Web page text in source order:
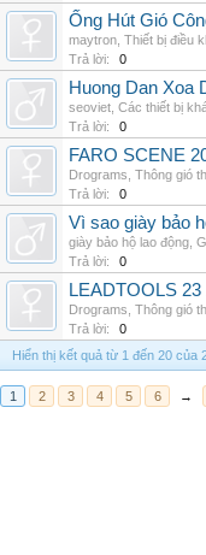
Ống Hút Gió
maytron Thiết bị điều
Trả lời:
0
Huong Dan Xoa
seoviet Các thiết bị
Trả lời:
0
FARO SCENE
Drograms Thông gió
Trả lời:
0
Vì sao giày bảo
giày bảo hộ lao động
Trả lời:
0
LEADTOOLS 23
Drograms Thông gió
Trả lời:
0
Hiển thị kết quả từ 1 đến 20 của
1 2 3 4 5 6 →